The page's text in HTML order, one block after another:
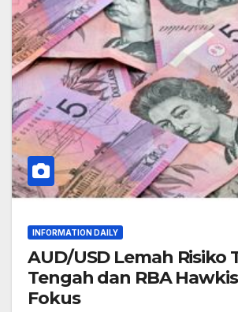
INFORMATION DAILY
AUD/USD Lemah Risiko
Tengah dan RBA
Fokus